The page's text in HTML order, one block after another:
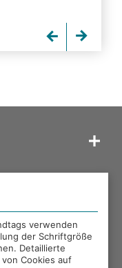
verwenden
der Schriftgröße
Detaillierte
Cookies auf